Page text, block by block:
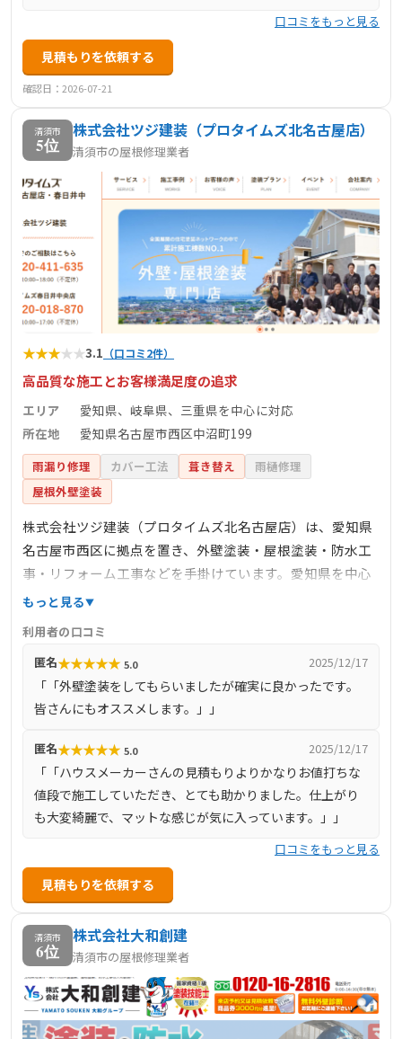
口コミをもっと見る
見積もりを依頼する
確認日：2026-07-21
清須市
5位
株式会社ツジ建装（プロタイムズ北名古屋店）
清須市の屋根修理業者
★★★★★3.1 （口コミ2件）
高品質な施工とお客様満足度の追求
エリア
愛知県、岐阜県、三重県を中心に対応
所在地
愛知県名古屋市西区中沼町199
雨漏り修理 カバー工法 葺き替え
雨樋修理
屋根外壁塗装
株式会社ツジ建装（プロタイムズ北名古屋店）は、愛知県
名古屋市西区に拠点を置き、外壁塗装・屋根塗装・防水工
事・リフォーム工事などを手掛けています。愛知県を中心
に東海地方で幅広く施工を行っており、住宅の劣化状況や
最大級の体感型ショールームを有し、豊富なサンプルや資
料を取り揃え、専門知識を持ったスタッフが分かりやすく
説明しています。国土交通大臣認定の住宅リフォーム団体
である一般社団法人日本塗装工業会の加盟店として、常に
しています。
もっと見る
利用者の口コミ
匿名★★★★★ 5.0 2025/12/17
「「外壁塗装をしてもらいましたが確実に良かったです。
皆さんにもオススメします。」」
匿名★★★★★ 5.0 2025/12/17
「「ハウスメーカーさんの見積もりよりかなりお値打ちな
値段で施工していただき、とても助かりました。仕上がり
も大変綺麗で、マットな感じが気に入っています。」」
口コミをもっと見る
見積もりを依頼する
清須市
6位
株式会社大和創建
清須市の屋根修理業者